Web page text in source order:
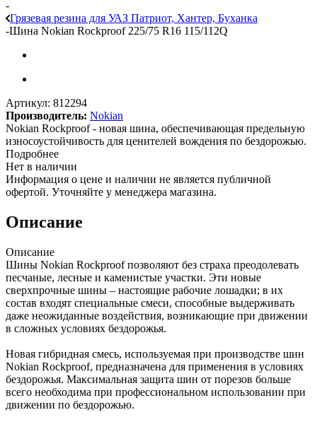
-
Грязевая резина для УАЗ Патриот, Хантер, Буханка
-Шина Nokian Rockproof 225/75 R16 115/112Q
Артикул: 812294
Производитель: Nokian
Nokian Rockproof - новая шина, обеспечивающая предельную
износоустойчивость для ценителей вождения по бездорожью.
Подробнее
Нет в наличии
Информация о цене и наличии не является публичной
офертой. Уточняйте у менеджера магазина.
Описание
Описание
Шины Nokian Rockproof позволяют без страха преодолевать
песчаные, лесные и каменистые участки. Эти новые
сверхпрочные шины – настоящие рабочие лошадки; в их
состав входят специальные смеси, способные выдерживать
даже неожиданные воздействия, возникающие при движении
в сложных условиях бездорожья.
Новая гибридная смесь, используемая при производстве шин
Nokian Rockproof, предназначена для применения в условиях
бездорожья. Максимальная защита шин от порезов больше
всего необходима при профессиональном использовании при
движении по бездорожью.